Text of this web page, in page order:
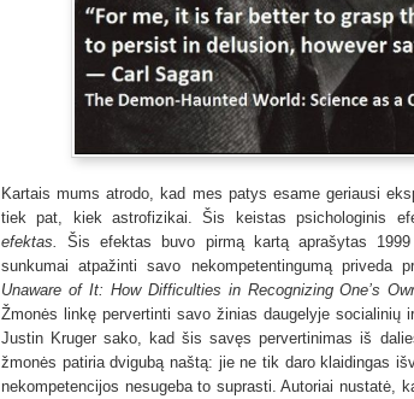
Kartais mums atrodo, kad mes patys esame geriausi
tiek pat, kiek astrofizikai. Šis keistas psichologinis
efektas.
Šis efektas buvo pirmą kartą aprašytas
sunkumai atpažinti savo nekompetentingumą priveda
Unaware of It: How Difficulties in Recognizing One’s
Žmonės linkę pervertinti savo žinias daugelyje socialinių
Justin Kruger sako, kad šis savęs pervertinimas iš
žmonės patiria dvigubą naštą: jie ne tik daro klaidingas
nekompetencijos nesugeba to suprasti. Autoriai nustatė,